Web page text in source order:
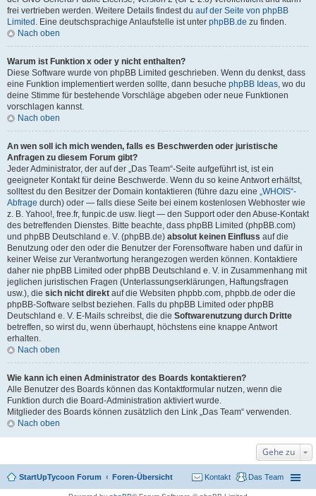
frei vertrieben werden. Weitere Details findest du auf der Seite von phpBB
Limited . Eine deutschsprachige Anlaufstelle ist unter phpBB.de zu finden.
Nach oben
Warum ist Funktion x oder y nicht enthalten?
Diese Software wurde von phpBB Limited geschrieben. Wenn du denkst, dass
eine Funktion implementiert werden sollte, dann besuche phpBB Ideas, wo du
deine Stimme für bestehende Vorschläge abgeben oder neue Funktionen
vorschlagen kannst.
Nach oben
An wen soll ich mich wenden, falls es Beschwerden oder juristische
Anfragen zu diesem Forum gibt?
Jeder Administrator, der auf der „Das Team“-Seite aufgeführt ist, ist ein
geeigneter Kontakt für deine Beschwerde. Wenn du so keine Antwort erhältst,
solltest du den Besitzer der Domain kontaktieren (führe dazu eine „WHOIS“-
Abfrage durch) oder — falls diese Seite bei einem kostenlosen Webhoster wie
z. B. Yahoo!, free.fr, funpic.de usw. liegt — den Support oder den Abuse-Kontakt
des betreffenden Dienstes. Bitte beachte, dass phpBB Limited (phpBB.com)
und phpBB Deutschland e. V. (phpBB.de) absolut keinen Einfluss auf die
Benutzung oder den oder die Benutzer der Forensoftware haben und dafür in
keiner Weise zur Verantwortung herangezogen werden können. Kontaktiere
daher nie phpBB Limited oder phpBB Deutschland e. V. in Zusammenhang mit
jeglichen juristischen Fragen (Unterlassungserklärungen, Haftungsfragen
usw.), die sich nicht direkt auf die Websiten phpbb.com, phpbb.de oder die
phpBB-Software selbst beziehen. Falls du phpBB Limited oder phpBB
Deutschland e. V. E-Mails schreibst, die die Softwarenutzung durch Dritte
betreffen, so wirst du, wenn überhaupt, höchstens eine knappe Antwort
erhalten.
Nach oben
Wie kann ich einen Administrator des Boards kontaktieren?
Alle Benutzer des Boards können das Kontaktformular nutzen, wenn die
Funktion durch die Board-Administration aktiviert wurde.
Mitglieder des Boards können zusätzlich den Link „Das Team“ verwenden.
Nach oben
Gehe zu
StartUpTycoon Forum Foren-Übersicht Das Team
Kontakt